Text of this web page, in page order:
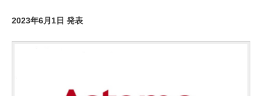
2023年6月1日 発表